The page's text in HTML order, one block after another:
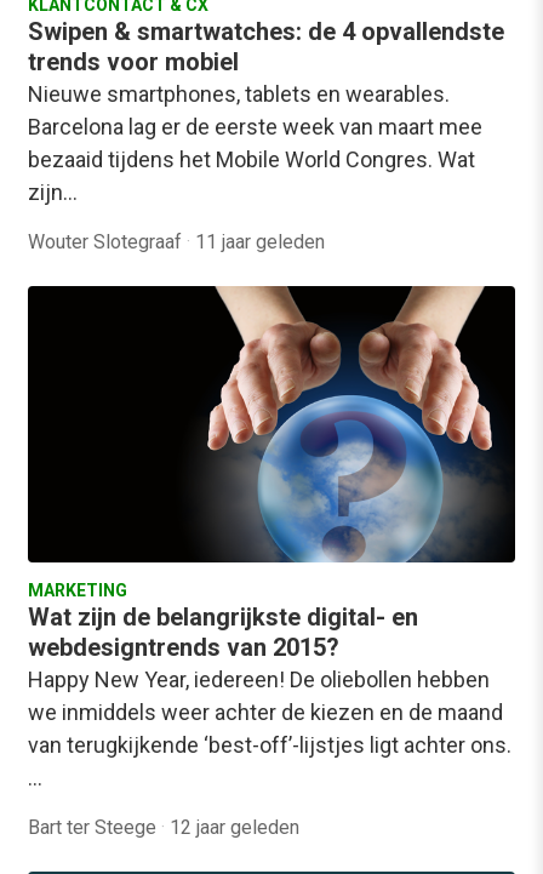
KLANTCONTACT & CX
Swipen & smartwatches: de 4 opvallendste
trends voor mobiel
Nieuwe smartphones, tablets en wearables.
Barcelona lag er de eerste week van maart mee
bezaaid tijdens het Mobile World Congres. Wat
zijn…
Wouter Slotegraaf · 11 jaar geleden
MARKETING
Wat zijn de belangrijkste digital- en
webdesigntrends van 2015?
Happy New Year, iedereen! De oliebollen hebben
we inmiddels weer achter de kiezen en de maand
van terugkijkende ‘best-off’-lijstjes ligt achter ons.
…
Bart ter Steege · 12 jaar geleden